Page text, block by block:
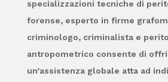
specializzazioni tecniche di
forense, esperto in firme
criminologo, criminalista e perito
antropometrico consente di
un’assistenza globale atta ad